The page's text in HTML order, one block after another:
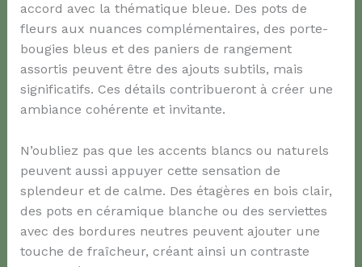
accord avec la thématique bleue. Des pots de
fleurs aux nuances complémentaires, des porte-
bougies bleus et des paniers de rangement
assortis peuvent être des ajouts subtils, mais
significatifs. Ces détails contribueront à créer une
ambiance cohérente et invitante.
N’oubliez pas que les accents blancs ou naturels
peuvent aussi appuyer cette sensation de
splendeur et de calme. Des étagères en bois clair,
des pots en céramique blanche ou des serviettes
avec des bordures neutres peuvent ajouter une
touche de fraîcheur, créant ainsi un contraste